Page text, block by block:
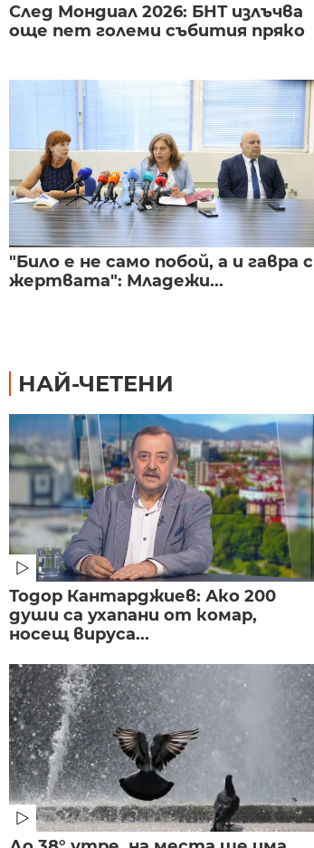
След Мондиал 2026: БНТ излъчва
още пет големи събития пряко
"Било е не само побой, а и гавра с
жертвата": Младежи...
НАЙ-ЧЕТЕНИ
Тодор Кантарджиев: Ако 200
души са ухапани от комар,
носещ вируса...